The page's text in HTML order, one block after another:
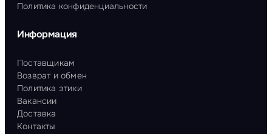
Политика конфиденциальности
Информация
Поставщикам
Возврат и обмен
Политика этики
Вакансии
Доставка
Контакты